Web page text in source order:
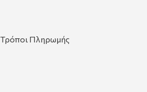
Τρόποι Πληρωμής